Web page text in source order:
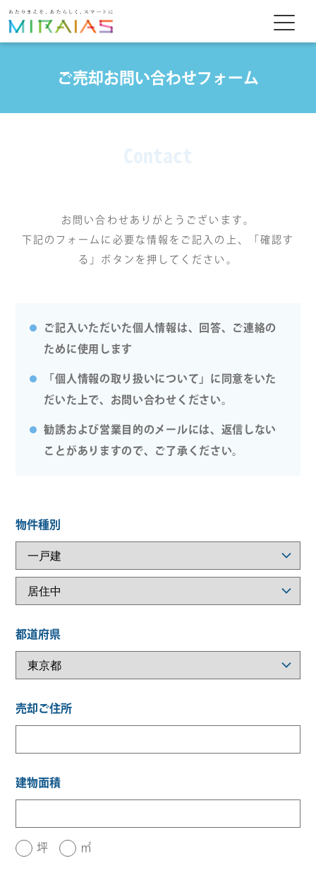
ご売却お問い合わせフォーム
お問い合わせありがとうございます。
下記のフォームに必要な情報をご記入の上、「確認す
る」ボタンを押してください。
ご記入いただいた個人情報は、回答、ご連絡の
ために使用します
「個人情報の取り扱いについて」に同意をいた
だいた上で、お問い合わせください。
勧誘および営業目的のメールには、返信しない
ことがありますので、ご了承ください。
物件種別
都道府県
売却ご住所
建物面積
坪 ㎡